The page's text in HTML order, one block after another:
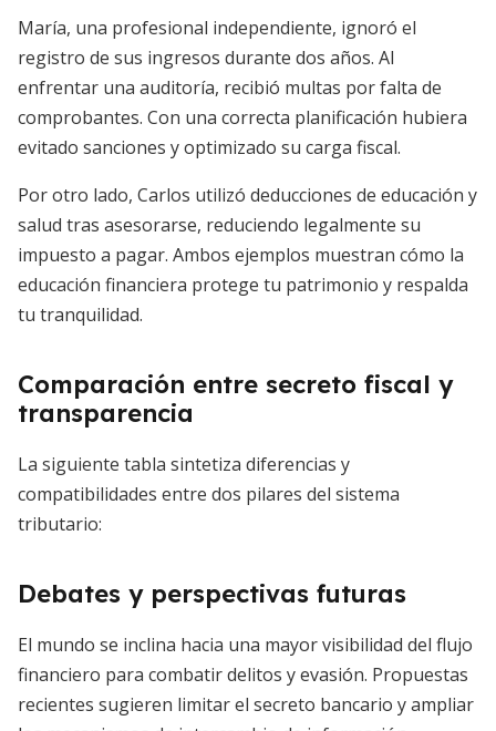
María, una profesional independiente, ignoró el
registro de sus ingresos durante dos años. Al
enfrentar una auditoría, recibió multas por falta de
comprobantes. Con una correcta planificación hubiera
evitado sanciones y optimizado su carga fiscal.
Por otro lado, Carlos utilizó deducciones de educación y
salud tras asesorarse, reduciendo legalmente su
impuesto a pagar. Ambos ejemplos muestran cómo la
educación financiera protege tu patrimonio y respalda
tu tranquilidad.
Comparación entre secreto fiscal y
transparencia
La siguiente tabla sintetiza diferencias y
compatibilidades entre dos pilares del sistema
tributario:
Debates y perspectivas futuras
El mundo se inclina hacia una mayor visibilidad del flujo
financiero para combatir delitos y evasión. Propuestas
recientes sugieren limitar el secreto bancario y ampliar